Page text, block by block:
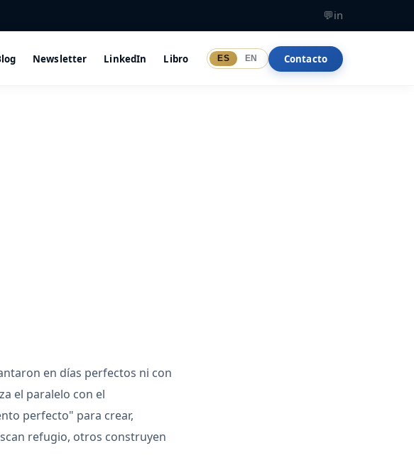
💬in
Newsletter LinkedIn Libro ES EN Contacto
en días perfectos ni con
el paralelo con el
perfecto" para crear,
refugio, otros construyen